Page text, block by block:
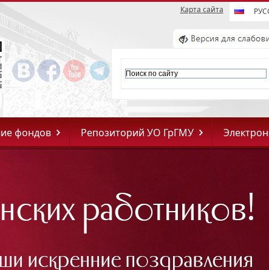
Карта сайта
фондов Репозиторий УО ГрГМУ